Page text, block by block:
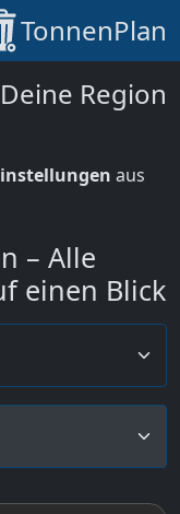
TonnenPlan
Region
aus
– Alle
einen Blick